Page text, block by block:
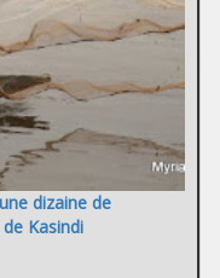
dizaine de
Kasindi